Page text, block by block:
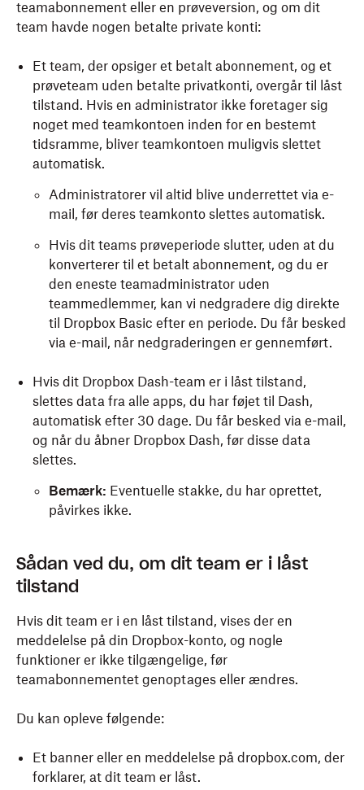
teamabonnement eller en prøveversion, og om dit
team havde nogen betalte private konti:
Et team, der opsiger et betalt abonnement, og et
prøveteam uden betalte privatkonti, overgår til låst
tilstand. Hvis en administrator ikke foretager sig
noget med teamkontoen inden for en bestemt
tidsramme, bliver teamkontoen muligvis slettet
automatisk.
Administratorer vil altid blive underrettet via e-
mail, før deres teamkonto slettes automatisk.
Hvis dit teams prøveperiode slutter, uden at du
konverterer til et betalt abonnement, og du er
den eneste teamadministrator uden
teammedlemmer, kan vi nedgradere dig direkte
til Dropbox Basic efter en periode. Du får besked
via e-mail, når nedgraderingen er gennemført.
Hvis dit Dropbox Dash-team er i låst tilstand,
slettes data fra alle apps, du har føjet til Dash,
automatisk efter 30 dage. Du får besked via e-mail,
og når du åbner Dropbox Dash, før disse data
slettes.
Bemærk: Eventuelle stakke, du har oprettet,
påvirkes ikke.
Sådan ved du, om dit team er i låst
tilstand
Hvis dit team er i en låst tilstand, vises der en
meddelelse på din Dropbox-konto, og nogle
funktioner er ikke tilgængelige, før
teamabonnementet genoptages eller ændres.
Du kan opleve følgende:
Et banner eller en meddelelse på dropbox.com, der
forklarer, at dit team er låst.